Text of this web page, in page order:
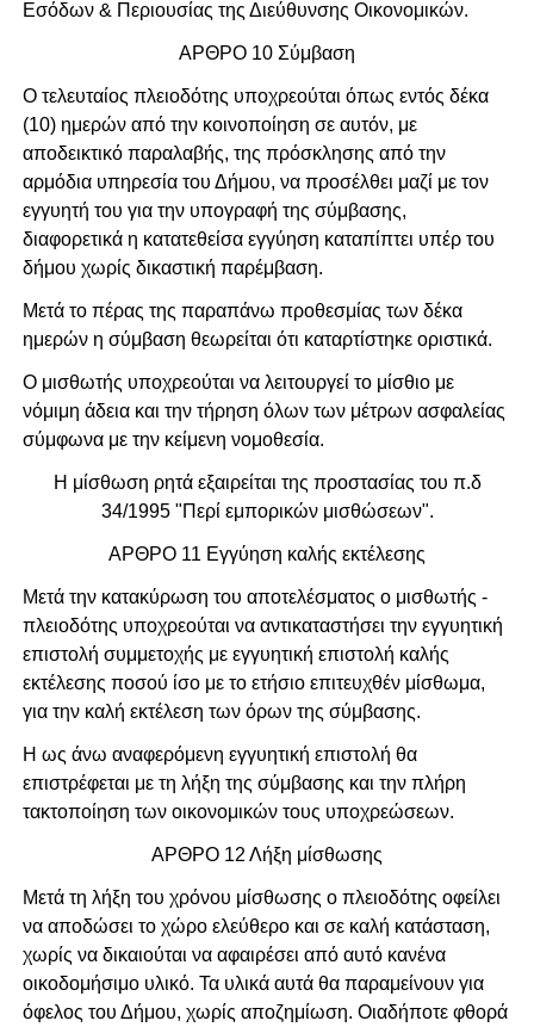
Εσόδων & Περιουσίας της Διεύθυνσης Οικονομικών.
ΑΡΘΡΟ 10 Σύμβαση
Ο τελευταίος πλειοδότης υποχρεούται όπως εντός δέκα
(10) ημερών από την κοινοποίηση σε αυτόν, με
αποδεικτικό παραλαβής, της πρόσκλησης από την
αρμόδια υπηρεσία του Δήμου, να προσέλθει μαζί με τον
εγγυητή του για την υπογραφή της σύμβασης,
διαφορετικά η κατατεθείσα εγγύηση καταπίπτει υπέρ του
δήμου χωρίς δικαστική παρέμβαση.
Μετά το πέρας της παραπάνω προθεσμίας των δέκα
ημερών η σύμβαση θεωρείται ότι καταρτίστηκε οριστικά.
Ο μισθωτής υποχρεούται να λειτουργεί το μίσθιο με
νόμιμη άδεια και την τήρηση όλων των μέτρων ασφαλείας
σύμφωνα με την κείμενη νομοθεσία.
Η μίσθωση ρητά εξαιρείται της προστασίας του π.δ
34/1995 "Περί εμπορικών μισθώσεων".
ΑΡΘΡΟ 11 Εγγύηση καλής εκτέλεσης
Μετά την κατακύρωση του αποτελέσματος ο μισθωτής -
πλειοδότης υποχρεούται να αντικαταστήσει την εγγυητική
επιστολή συμμετοχής με εγγυητική επιστολή καλής
εκτέλεσης ποσού ίσο με το ετήσιο επιτευχθέν μίσθωμα,
για την καλή εκτέλεση των όρων της σύμβασης.
Η ως άνω αναφερόμενη εγγυητική επιστολή θα
επιστρέφεται με τη λήξη της σύμβασης και την πλήρη
τακτοποίηση των οικονομικών τους υποχρεώσεων.
ΑΡΘΡΟ 12 Λήξη μίσθωσης
Μετά τη λήξη του χρόνου μίσθωσης ο πλειοδότης οφείλει
να αποδώσει το χώρο ελεύθερο και σε καλή κατάσταση,
χωρίς να δικαιούται να αφαιρέσει από αυτό κανένα
οικοδομήσιμο υλικό. Τα υλικά αυτά θα παραμείνουν για
όφελος του Δήμου, χωρίς αποζημίωση. Οιαδήποτε φθορά